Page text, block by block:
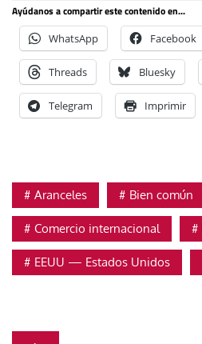
Ayúdanos a compartir este contenido en...
WhatsApp Facebook
Threads Bluesky
Telegram Imprimir
Aranceles Bien común
Comercio internacional
EEUU — Estados Unidos